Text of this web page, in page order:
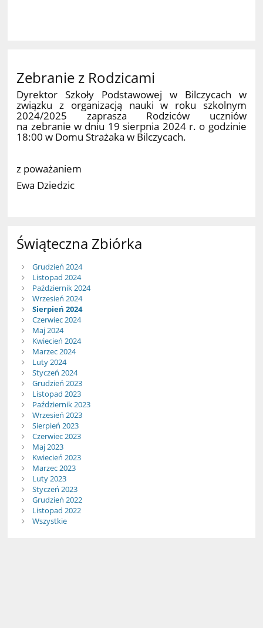
Zebranie z Rodzicami
Dyrektor Szkoły Podstawowej w Bilczycach w
związku z organizacją nauki w roku szkolnym
2024/2025 zaprasza Rodziców uczniów
na zebranie w dniu 19 sierpnia 2024 r. o godzinie
18:00 w Domu Strażaka w Bilczycach.
z poważaniem
Ewa Dziedzic
Świąteczna Zbiórka
Grudzień 2024
Listopad 2024
Październik 2024
Wrzesień 2024
Sierpień 2024
Czerwiec 2024
Maj 2024
Kwiecień 2024
Marzec 2024
Luty 2024
Styczeń 2024
Grudzień 2023
Listopad 2023
Październik 2023
Wrzesień 2023
Sierpień 2023
Czerwiec 2023
Maj 2023
Kwiecień 2023
Marzec 2023
Luty 2023
Styczeń 2023
Grudzień 2022
Listopad 2022
Wszystkie